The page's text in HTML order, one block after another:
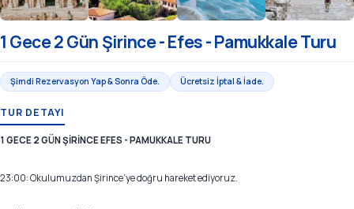
1 Gece 2 Gün Şirince - Efes - Pamukkale Turu
Şimdi Rezervasyon Yap & Sonra Öde. Ücretsiz İptal & İade.
TUR DETAYI
1 GECE 2 GÜN ŞİRİNCE EFES - PAMUKKALE TURU
23:00: Okulumuzdan Şirince’ye doğru hareket ediyoruz.